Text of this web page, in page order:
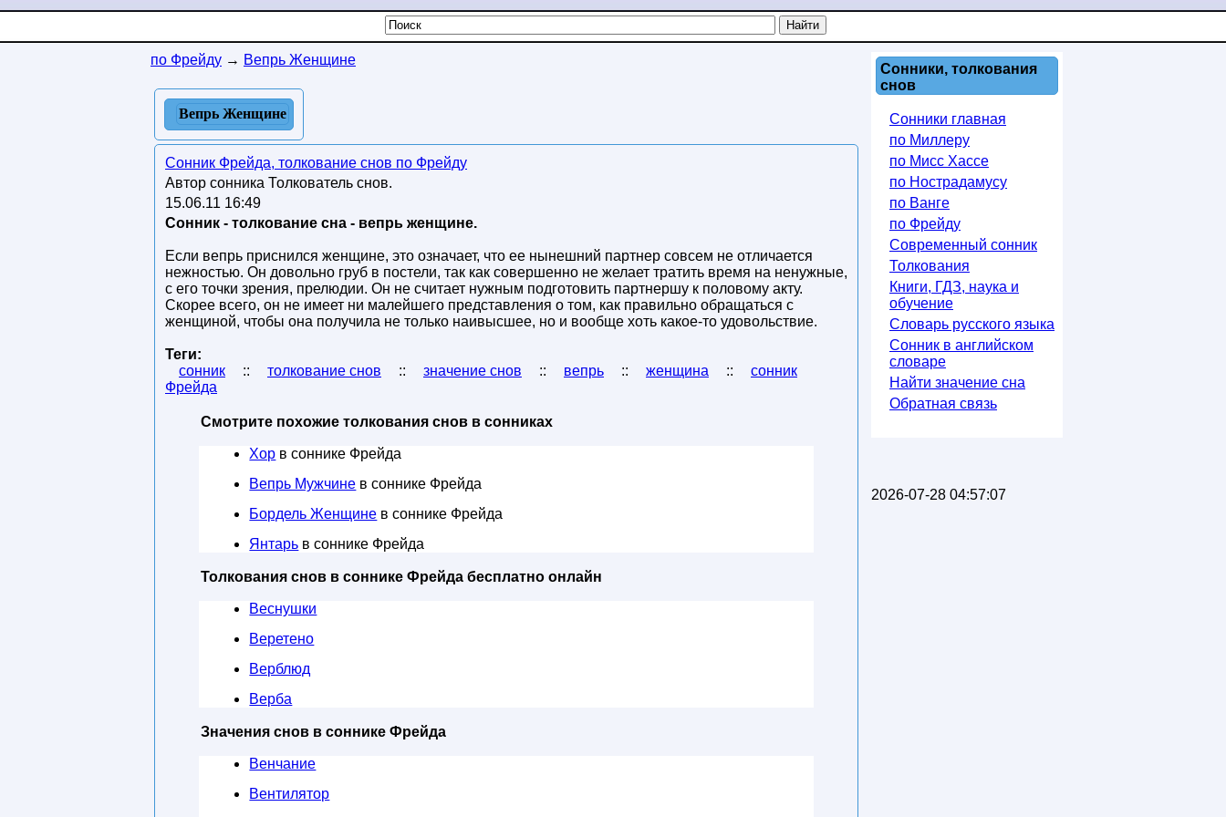
по Фрейду → Вепрь Женщине
Вепрь Женщине
Сонник Фрейда, толкование снов по Фрейду
Автор сонника Толкователь снов.
15.06.11 16:49
Сонник - толкование сна - вепрь женщине.
Если вепрь приснился женщине, это означает, что ее нынешний партнер совсем не отличается
нежностью. Он довольно груб в постели, так как совершенно не желает тратить время на ненужные,
с его точки зрения, прелюдии. Он не считает нужным подготовить партнершу к половому акту.
Скорее всего, он не имеет ни малейшего представления о том, как правильно обращаться с
женщиной, чтобы она получила не только наивысшее, но и вообще хоть какое-то удовольствие.
Теги:
сонник
:: толкование снов :: значение снов :: вепрь :: женщина ::
сонник
Фрейда
Смотрите похожие толкования снов в сонниках
Хор в соннике Фрейда
Вепрь Мужчине в соннике Фрейда
Бордель Женщине в соннике Фрейда
Янтарь в соннике Фрейда
Толкования снов в соннике Фрейда бесплатно онлайн
Веснушки
Веретено
Верблюд
Верба
Значения снов в соннике Фрейда
Венчание
Вентилятор
Сонники, толкования
снов
Сонники главная
по Миллеру
по Мисс Хассе
по Нострадамусу
по Ванге
по Фрейду
Современный сонник
Толкования
Книги, ГДЗ, наука и
обучение
Словарь русского языка
Сонник в английском
словаре
Найти значение сна
Обратная связь
2026-07-28 04:57:07